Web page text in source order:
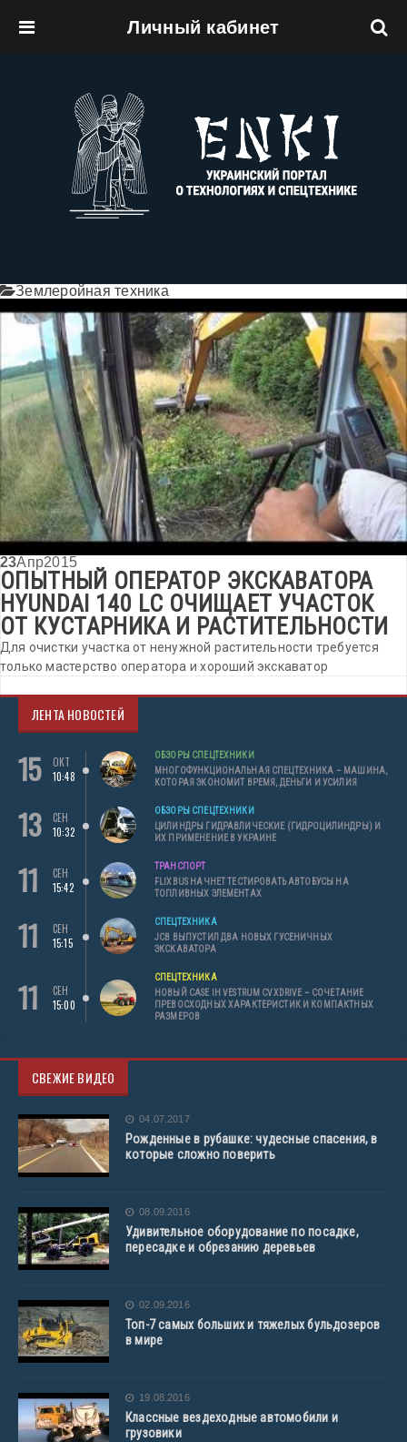
Личный кабинет
Землеройная техника
23Апр2015
ОПЫТНЫЙ ОПЕРАТОР ЭКСКАВАТОРА
HYUNDAI 140 LС ОЧИЩАЕТ УЧАСТОК
ОТ КУСТАРНИКА И РАСТИТЕЛЬНОСТИ
Для очистки участка от ненужной растительности требуется
только мастерство оператора и хороший экскаватор
ЛЕНТА НОВОСТЕЙ
15
ОКТ
10:48
ОБЗОРЫ СПЕЦТЕХНИКИ
МНОГОФУНКЦИОНАЛЬНАЯ СПЕЦТЕХНИКА – МАШИНА,
КОТОРАЯ ЭКОНОМИТ ВРЕМЯ, ДЕНЬГИ И УСИЛИЯ
13
СЕН
10:32
ОБЗОРЫ СПЕЦТЕХНИКИ
ЦИЛИНДРЫ ГИДРАВЛИЧЕСКИЕ (ГИДРОЦИЛИНДРЫ) И
ИХ ПРИМЕНЕНИЕ В УКРАИНЕ
11
СЕН
15:42
ТРАНСПОРТ
FLIXBUS НАЧНЕТ ТЕСТИРОВАТЬ АВТОБУСЫ НА
ТОПЛИВНЫХ ЭЛЕМЕНТАХ
11
СЕН
15:15
СПЕЦТЕХНИКА
JCB ВЫПУСТИЛ ДВА НОВЫХ ГУСЕНИЧНЫХ
ЭКСКАВАТОРА
11
СЕН
15:00
СПЕЦТЕХНИКА
НОВЫЙ CASE IH VESTRUM CVXDRIVE – СОЧЕТАНИЕ
ПРЕВОСХОДНЫХ ХАРАКТЕРИСТИК И КОМПАКТНЫХ
РАЗМЕРОВ
СВЕЖИЕ ВИДЕО
04.07.2017
Рожденные в рубашке: чудесные спасения, в
которые сложно поверить
08.09.2016
Удивительное оборудование по посадке,
пересадке и обрезанию деревьев
02.09.2016
Топ-7 самых больших и тяжелых бульдозеров
в мире
19.08.2016
Классные вездеходные автомобили и
грузовики